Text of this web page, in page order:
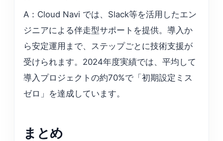
A：Cloud Navi では、Slack等を活用したエン
ジニアによる伴走型サポートを提供。導入か
ら安定運用まで、ステップごとに技術支援が
受けられます。2024年度実績では、平均して
導入プロジェクトの約70%で「初期設定ミス
ゼロ」を達成しています。
まとめ